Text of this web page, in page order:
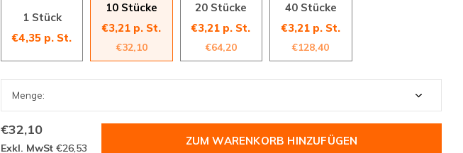
1 Stück
€4,35 p. St.
10 Stücke
€3,21 p. St.
€32,10
20 Stücke
€3,21 p. St.
€64,20
40 Stücke
€3,21 p. St.
€128,40
€32,10
Exkl. MwSt €26,53
ZUM WARENKORB HINZUFÜGEN